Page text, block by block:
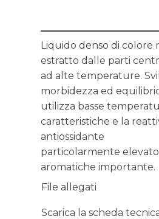
Liquido denso di colore
estratto dalle parti
ad alte temperature.
morbidezza ed
utilizza basse
caratteristiche e la
antiossidante
particolarmente
aromatiche importante.
File allegati
Scarica la scheda